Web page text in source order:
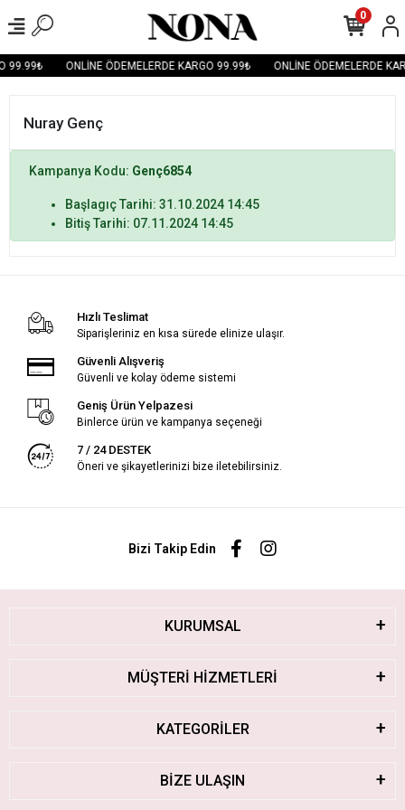
99.99₺ ONLİNE ÖDEMELERDE KARGO 99.99₺ ONLİNE ÖDEMELERDE
0
Nuray Genç
Kampanya Kodu: Genç6854
Başlagıç Tarihi: 31.10.2024 14:45
Bitiş Tarihi: 07.11.2024 14:45
Hızlı Teslimat
Siparişleriniz en kısa sürede elinize ulaşır.
Güvenli Alışveriş
Güvenli ve kolay ödeme sistemi
Geniş Ürün Yelpazesi
Binlerce ürün ve kampanya seçeneği
7 / 24 DESTEK
Öneri ve şikayetlerinizi bize iletebilirsiniz.
Bizi Takip Edin
KURUMSAL
MÜŞTERİ HİZMETLERİ
KATEGORİLER
BİZE ULAŞIN